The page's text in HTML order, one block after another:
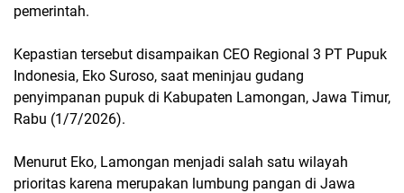
pemerintah.
Kepastian tersebut disampaikan CEO Regional 3 PT Pupuk
Indonesia, Eko Suroso, saat meninjau gudang
penyimpanan pupuk di Kabupaten Lamongan, Jawa Timur,
Rabu (1/7/2026).
Menurut Eko, Lamongan menjadi salah satu wilayah
prioritas karena merupakan lumbung pangan di Jawa